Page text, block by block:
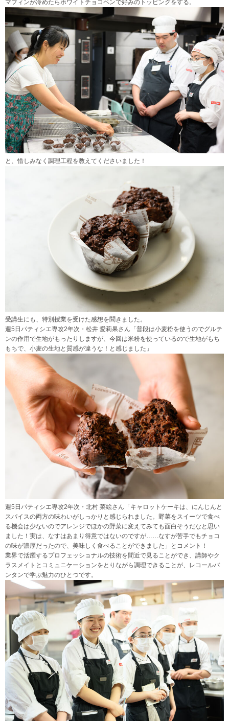
マフィンが冷めたらホワイトチョコペンで好みのトッピングをする。
と、惜しみなく調理工程を教えてくださいました！
受講生にも、特別授業を受けた感想を聞きました。
週5日パティシエ専攻2年次・松井 愛莉果さん「普段は小麦粉を使うのでグルテ
ンの作用で生地がもったりしますが、今回は米粉を使っているので生地がもち
もちで、小麦の生地と質感が違うな！と感じました」
週5日パティシエ専攻2年次・北村 菜絵さん「キャロットケーキは、にんじんと
スパイスの両方の味わいがしっかりと感じられました。野菜をスイーツで食べ
る機会は少ないのでアレンジでほかの野菜に変えてみても面白そうだなと思い
ました！実は、なすはあまり得意ではないのですが……なすが苦手でもチョコ
の味が濃厚だったので、美味しく食べることができました」とコメント！
業界で活躍するプロフェッショナルの技術を間近で見ることができ、講師やク
ラスメイトとコミュニケーションをとりながら調理できることが、レコールバ
ンタンで学ぶ魅力のひとつです。